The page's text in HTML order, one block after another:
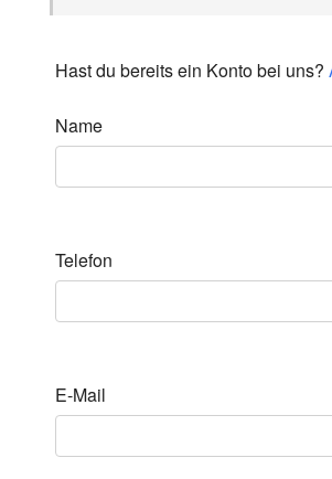
Hast du bereits ein Konto bei uns?
Name
Telefon
E-Mail